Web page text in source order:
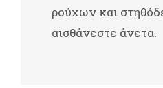
ρούχων και
αισθάνεστε άνετα.